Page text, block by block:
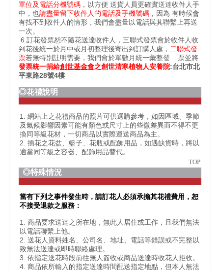
單位及電話分機號碼 ，以方便 送貨人員更確實送達收件人手
中，也請盡量留下收件人的電話及手機號碼 ，因為 有時候會
有找不到收件人的情形，我們會盡量以電話與其聯繫上再送
一次。
6.訂花發票恕不隨花送達收件人，三聯式發票會於收件人收
到花後統一於月中或月初整理後寄出到訂購人處， 二聯式發
票若無特別註明需要，我們會於單數月統一彙整發 票並將
發票統一捐給創世基金會之創世清寒植物人安養院:台北市北
平東路28號4樓
◎花禮說明
1. 網站上之花禮商品的照片可供選購參考，如因區域、季節
及氣候影響因素可能有顏色或尺寸上的些微差異而不得不更
換同等級花材，一切商品以實際運送商品為主。
2. 插花之花盆、籃子、花瓶或配飾用品，如遇缺貨時，將以
適當同等級之容器、配飾用品替代。
TOP
◎特殊情況
當有下列之事件發生時，請訂花人必須承擔其花禮費用，恕
不接受退款之服務：
1. 商品要求送達之所在地，無此人居住或工作，且我們無法
以電話聯繫上他。
2. 送花人資料姓名、公司名、地址、電話等錯誤或不完整以
致無法送達或即時聯絡處理。
3. 依指定送花時段前往無人簽收或商品送達時收花人拒收。
4. 商品依所輸入的指定送達時間配送指定地點，但本人無法